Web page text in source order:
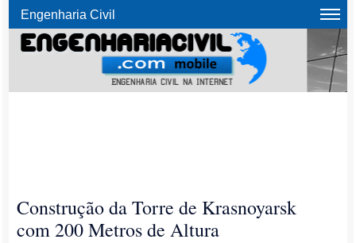
Engenharia Civil
Construção da Torre de Krasnoyarsk
com 200 Metros de Altura